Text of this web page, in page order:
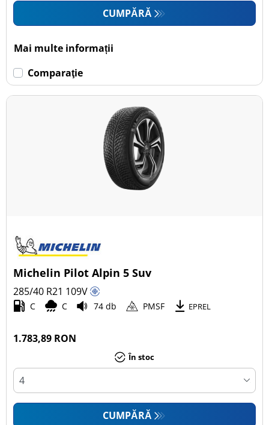
CUMPĂRĂ
Mai multe informații
Comparaţie
Michelin Pilot Alpin 5 Suv
285/40 R21 109V
C C 74 db PMSF EPREL
1.783,89 RON
În stoc
CUMPĂRĂ